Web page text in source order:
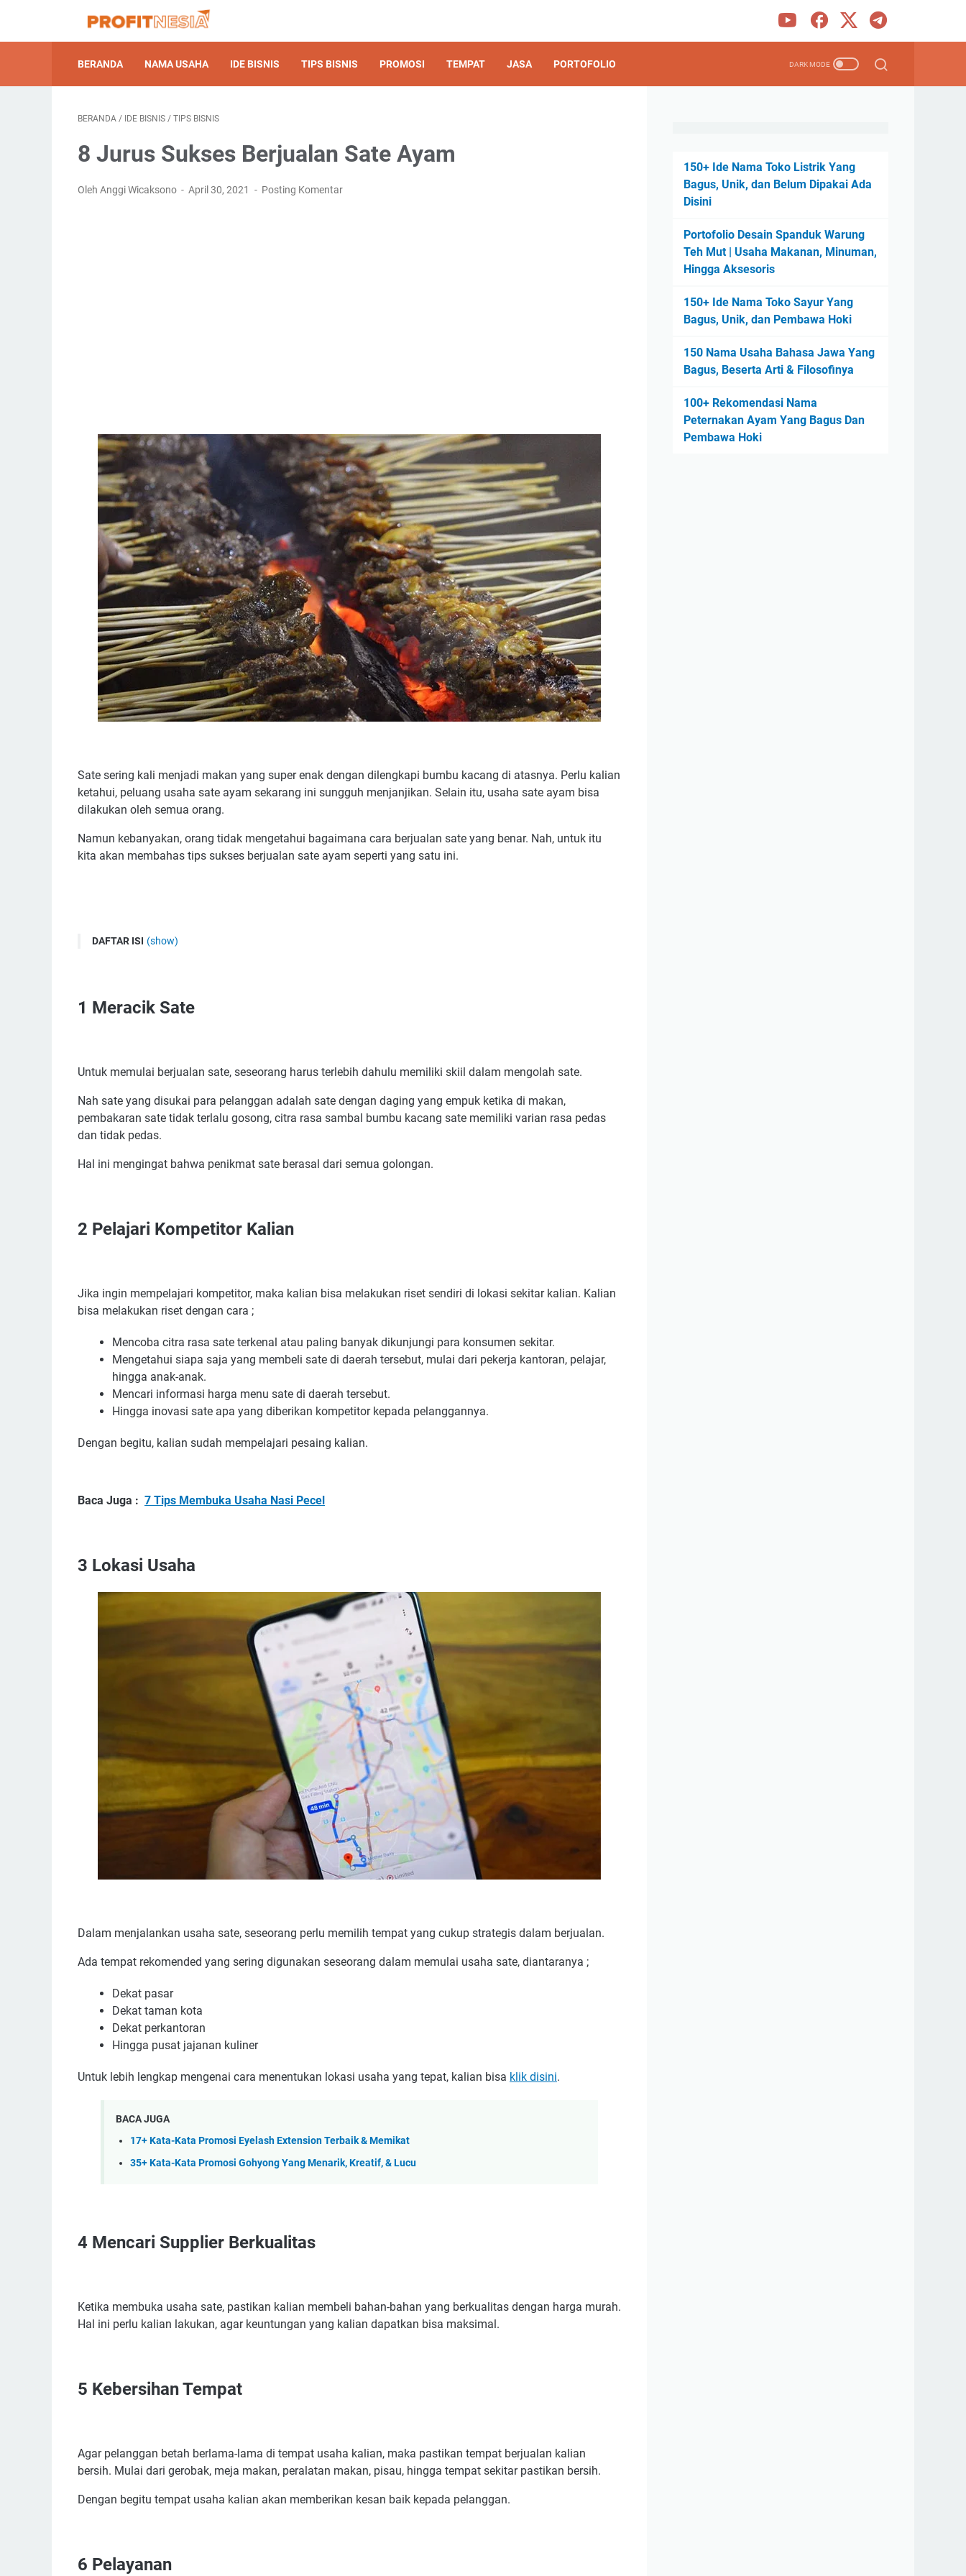
BERANDA NAMA USAHA IDE BISNIS TIPS BISNIS PROMOSI TEMPAT JASA PORTOFOLIO
BERANDA / IDE BISNIS / TIPS BISNIS
8 Jurus Sukses Berjualan Sate Ayam
Oleh Anggi Wicaksono April 30, 2021 Posting Komentar
Sate sering kali menjadi makan yang super enak dengan dilengkapi bumbu kacang di atasnya. Perlu kalian
ketahui, peluang usaha sate ayam sekarang ini sungguh menjanjikan. Selain itu, usaha sate ayam bisa
dilakukan oleh semua orang.
Namun kebanyakan, orang tidak mengetahui bagaimana cara berjualan sate yang benar. Nah, untuk itu
kita akan membahas tips sukses berjualan sate ayam seperti yang satu ini.
DAFTAR ISI (show)
3 Lokasi Usaha
6 Pelayanan
8 Membuka Cabang
1 Meracik Sate
Untuk memulai berjualan sate, seseorang harus terlebih dahulu memiliki skiil dalam mengolah sate.
Nah sate yang disukai para pelanggan adalah sate dengan daging yang empuk ketika di makan,
pembakaran sate tidak terlalu gosong, citra rasa sambal bumbu kacang sate memiliki varian rasa pedas
dan tidak pedas.
Hal ini mengingat bahwa penikmat sate berasal dari semua golongan.
2 Pelajari Kompetitor Kalian
Jika ingin mempelajari kompetitor, maka kalian bisa melakukan riset sendiri di lokasi sekitar kalian. Kalian
bisa melakukan riset dengan cara ;
Mencoba citra rasa sate terkenal atau paling banyak dikunjungi para konsumen sekitar.
Mengetahui siapa saja yang membeli sate di daerah tersebut, mulai dari pekerja kantoran, pelajar,
hingga anak-anak.
Mencari informasi harga menu sate di daerah tersebut.
Hingga inovasi sate apa yang diberikan kompetitor kepada pelanggannya.
Dengan begitu, kalian sudah mempelajari pesaing kalian.
Baca Juga : 7 Tips Membuka Usaha Nasi Pecel
3 Lokasi Usaha
Dalam menjalankan usaha sate, seseorang perlu memilih tempat yang cukup strategis dalam berjualan.
Ada tempat rekomended yang sering digunakan seseorang dalam memulai usaha sate, diantaranya ;
Dekat pasar
Dekat taman kota
Dekat perkantoran
Hingga pusat jajanan kuliner
Untuk lebih lengkap mengenai cara menentukan lokasi usaha yang tepat, kalian bisa klik disini.
BACA JUGA
17+ Kata-Kata Promosi Eyelash Extension Terbaik & Memikat
35+ Kata-Kata Promosi Gohyong Yang Menarik, Kreatif, & Lucu
4 Mencari Supplier Berkualitas
Ketika membuka usaha sate, pastikan kalian membeli bahan-bahan yang berkualitas dengan harga murah.
Hal ini perlu kalian lakukan, agar keuntungan yang kalian dapatkan bisa maksimal.
5 Kebersihan Tempat
Agar pelanggan betah berlama-lama di tempat usaha kalian, maka pastikan tempat berjualan kalian
bersih. Mulai dari gerobak, meja makan, peralatan makan, pisau, hingga tempat sekitar pastikan bersih.
Dengan begitu tempat usaha kalian akan memberikan kesan baik kepada pelanggan.
6 Pelayanan
150+ Ide Nama Toko Listrik Yang
Bagus, Unik, dan Belum Dipakai Ada
Disini
Portofolio Desain Spanduk Warung
Teh Mut | Usaha Makanan, Minuman,
Hingga Aksesoris
150+ Ide Nama Toko Sayur Yang
Bagus, Unik, dan Pembawa Hoki
150 Nama Usaha Bahasa Jawa Yang
Bagus, Beserta Arti & Filosofinya
100+ Rekomendasi Nama
Peternakan Ayam Yang Bagus Dan
Pembawa Hoki